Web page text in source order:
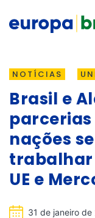
NOTÍCIAS
Brasil e
parcerias
nações
trabalhar
UE e
31 de janeiro de